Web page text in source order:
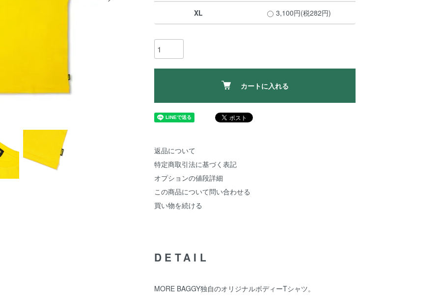
XL 3,100円(税282円)
カートに入れる
返品について
特定商取引法に基づく表記
オプションの値段詳細
この商品について問い合わせる
買い物を続ける
DETAIL
MORE BAGGY独自のオリジナルボディーTシャツ。